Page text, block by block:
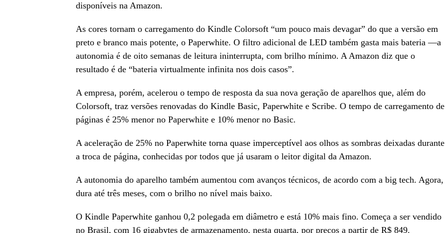
disponíveis na Amazon.
As cores tornam o carregamento do Kindle Colorsoft “um pouco mais devagar” do que a versão em
preto e branco mais potente, o Paperwhite. O filtro adicional de LED também gasta mais bateria —a
autonomia é de oito semanas de leitura ininterrupta, com brilho mínimo. A Amazon diz que o
resultado é de “bateria virtualmente infinita nos dois casos”.
A empresa, porém, acelerou o tempo de resposta da sua nova geração de aparelhos que, além do
Colorsoft, traz versões renovadas do Kindle Basic, Paperwhite e Scribe. O tempo de carregamento de
páginas é 25% menor no Paperwhite e 10% menor no Basic.
A aceleração de 25% no Paperwhite torna quase imperceptível aos olhos as sombras deixadas durante
a troca de página, conhecidas por todos que já usaram o leitor digital da Amazon.
A autonomia do aparelho também aumentou com avanços técnicos, de acordo com a big tech. Agora,
dura até três meses, com o brilho no nível mais baixo.
O Kindle Paperwhite ganhou 0,2 polegada em diâmetro e está 10% mais fino. Começa a ser vendido
no Brasil, com 16 gigabytes de armazenamento, nesta quarta, por preços a partir de R$ 849.